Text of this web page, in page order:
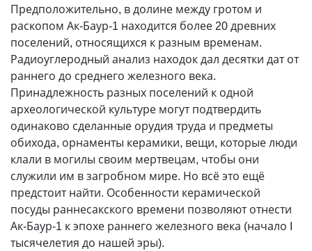
Предположительно, в долине между гротом и
раскопом Ак-Баур-1 находится более 20 древних
поселений, относящихся к разным временам.
Радиоуглеродный анализ находок дал десятки дат от
раннего до среднего железного века.
Принадлежность разных поселений к одной
археологической культуре могут подтвердить
одинаково сделанные орудия труда и предметы
обихода, орнаменты керамики, вещи, которые люди
клали в могилы своим мертвецам, чтобы они
служили им в загробном мире. Но всё это ещё
предстоит найти. Особенности керамической
посуды раннесакского времени позволяют отнести
Ак-Баур-1 к эпохе раннего железного века (начало I
тысячелетия до нашей эры).